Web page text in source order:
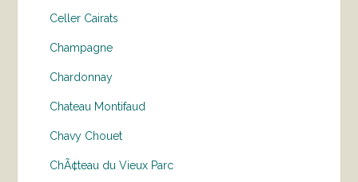
Celler Cairats
Champagne
Chardonnay
Chateau Montifaud
Chavy Chouet
ChÃ¢teau du Vieux Parc